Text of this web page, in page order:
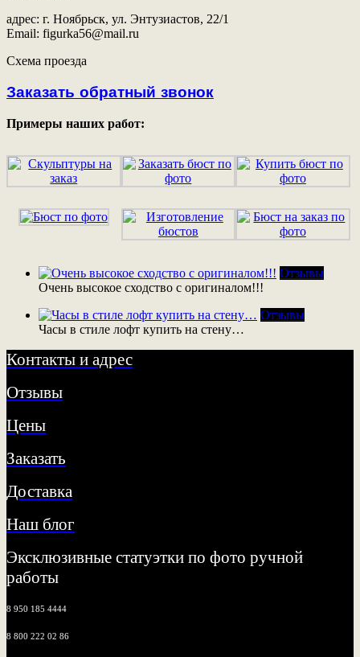
адрес: г. Ноябрьск, ул. Энтузиастов, 22/1
Email: figurka56@mail.ru
Схема проезда
Заказать обратный звонок
Примеры наших работ:
Отзывы
Очень высокое сходство с оригиналом!!!
Отзывы
Часы в стиле лофт купить на стену…
Контакты и адрес
Отзывы
Цены
Заказать
Доставка
Наш блог
Эксклюзивные статуэтки по фото ручной
работы
8 950 185 4444
8 800 222 02 86